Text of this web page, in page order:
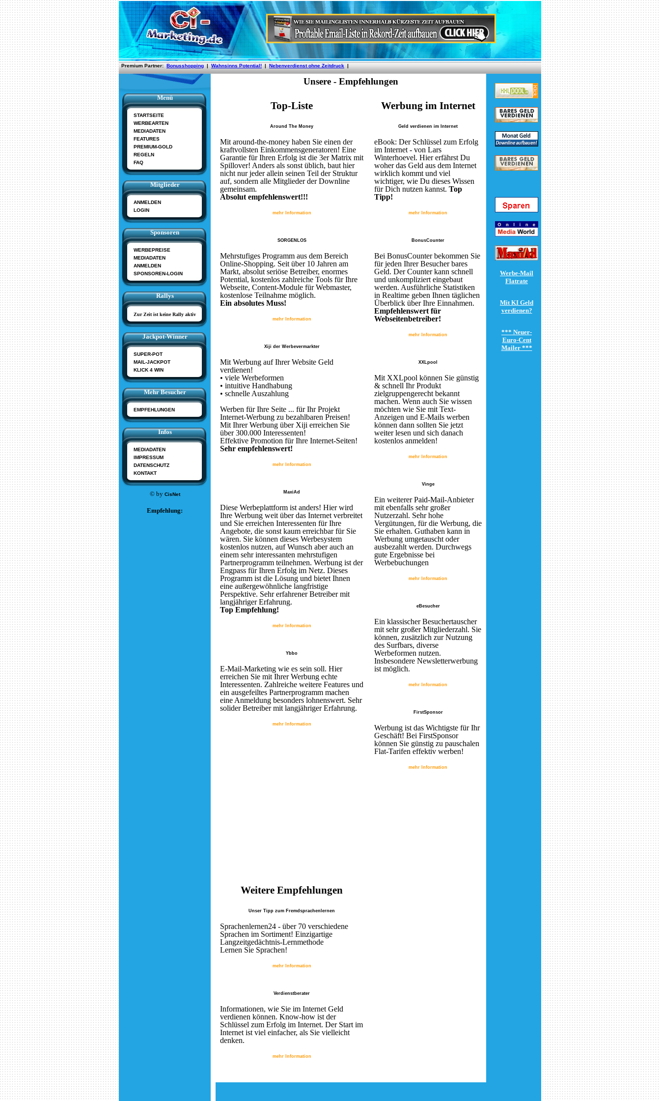
Menü
STARTSEITE
WERBEARTEN
MEDIADATEN
FEATURES
PREMIUM-GOLD
REGELN
FAQ
Mitglieder
ANMELDEN
LOGIN
Sponsoren
WERBEPREISE
MEDIADATEN
ANMELDEN
SPONSOREN-LOGIN
Rallys
Zur Zeit ist keine Rally aktiv
Jackpot-Winner
SUPER-POT
MAIL-JACKPOT
KLICK 4 WIN
Mehr Besucher
EMPFEHLUNGEN
Infos
MEDIADATEN
IMPRESSUM
DATENSCHUTZ
KONTAKT
© by CisNet
Empfehlung:
Unsere - Empfehlungen
Top-Liste
Around The Money
Mit around-the-money haben Sie einen der
kraftvollsten Einkommensgeneratoren! Eine
Garantie für Ihren Erfolg ist die 3er Matrix mit
Spillover! Anders als sonst üblich, baut hier
nicht nur jeder allein seinen Teil der Struktur
auf, sondern alle Mitglieder der Downline
gemeinsam.
Absolut empfehlenswert!!!
mehr Information
SORGENLOS
Mehrstufiges Programm aus dem Bereich
Online-Shopping. Seit über 10 Jahren am
Markt, absolut seriöse Betreiber, enormes
Potential, kostenlos zahlreiche Tools für Ihre
Webseite, Content-Module für Webmaster,
kostenlose Teilnahme möglich.
Ein absolutes Muss!
mehr Information
Xiji der Werbevermarkter
Mit Werbung auf Ihrer Website Geld
verdienen!
• viele Werbeformen
• intuitive Handhabung
• schnelle Auszahlung
Werben für Ihre Seite ... für Ihr Projekt
Internet-Werbung zu bezahlbaren Preisen!
Mit Ihrer Werbung über Xiji erreichen Sie
über 300.000 Interessenten!
Effektive Promotion für Ihre Internet-Seiten!
Sehr empfehlenswert!
mehr Information
MaxiAd
Diese Werbeplattform ist anders! Hier wird
Ihre Werbung weit über das Internet verbreitet
und Sie erreichen Interessenten für Ihre
Angebote, die sonst kaum erreichbar für Sie
wären. Sie können dieses Werbesystem
kostenlos nutzen, auf Wunsch aber auch an
einem sehr interessanten mehrstufigen
Partnerprogramm teilnehmen. Werbung ist der
Engpass für Ihren Erfolg im Netz. Dieses
Programm ist die Lösung und bietet Ihnen
eine außergewöhnliche langfristige
Perspektive. Sehr erfahrener Betreiber mit
langjähriger Erfahrung.
Top Empfehlung!
mehr Information
Ybbo
E-Mail-Marketing wie es sein soll. Hier
erreichen Sie mit Ihrer Werbung echte
Interessenten. Zahlreiche weitere Features und
ein ausgefeiltes Partnerprogramm machen
eine Anmeldung besonders lohnenswert. Sehr
solider Betreiber mit langjähriger Erfahrung.
mehr Information
Weitere Empfehlungen
Unser Tipp zum Fremdsprachenlernen
Sprachenlernen24 - über 70 verschiedene
Sprachen im Sortiment! Einzigartige
Langzeitgedächtnis-Lernmethode
Lernen Sie Sprachen!
mehr Information
Verdienstberater
Informationen, wie Sie im Internet Geld
verdienen können. Know-how ist der
Schlüssel zum Erfolg im Internet. Der Start im
Internet ist viel einfacher, als Sie vielleicht
denken.
mehr Information
Werbung im Internet
Geld verdienen im Internet
eBook: Der Schlüssel zum Erfolg
im Internet - von Lars
Winterhoevel. Hier erfährst Du
woher das Geld aus dem Internet
wirklich kommt und viel
wichtiger, wie Du dieses Wissen
für Dich nutzen kannst. Top
Tipp!
mehr Information
BonusCounter
Bei BonusCounter bekommen Sie
für jeden Ihrer Besucher bares
Geld. Der Counter kann schnell
und unkompliziert eingebaut
werden. Ausführliche Statistiken
in Realtime geben Ihnen täglichen
Überblick über Ihre Einnahmen.
Empfehlenswert für
Webseitenbetreiber!
mehr Information
XXLpool
Mit XXLpool können Sie günstig
& schnell Ihr Produkt
zielgruppengerecht bekannt
machen. Wenn auch Sie wissen
möchten wie Sie mit Text-
Anzeigen und E-Mails werben
können dann sollten Sie jetzt
weiter lesen und sich danach
kostenlos anmelden!
mehr Information
Vinge
Ein weiterer Paid-Mail-Anbieter
mit ebenfalls sehr großer
Nutzerzahl. Sehr hohe
Vergütungen, für die Werbung, die
Sie erhalten. Guthaben kann in
Werbung umgetauscht oder
ausbezahlt werden. Durchwegs
gute Ergebnisse bei
Werbebuchungen
mehr Information
eBesucher
Ein klassischer Besuchertauscher
mit sehr großer Mitgliederzahl. Sie
können, zusätzlich zur Nutzung
des Surfbars, diverse
Werbeformen nutzen.
Insbesondere Newsletterwerbung
ist möglich.
mehr Information
FirstSponsor
Werbung ist das Wichtigste für Ihr
Geschäft! Bei FirstSponsor
können Sie günstig zu pauschalen
Flat-Tarifen effektiv werben!
mehr Information